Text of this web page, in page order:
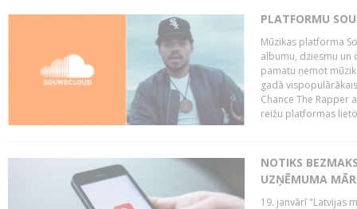
PLATFORMU
Mūzikas platforma
albumu, dziesmu un
pamatu ņemot
gadā
Chance The Rapper
reižu platformas
NOTIKS
UZŅĒMUMA
19. janvārī "Latvijas